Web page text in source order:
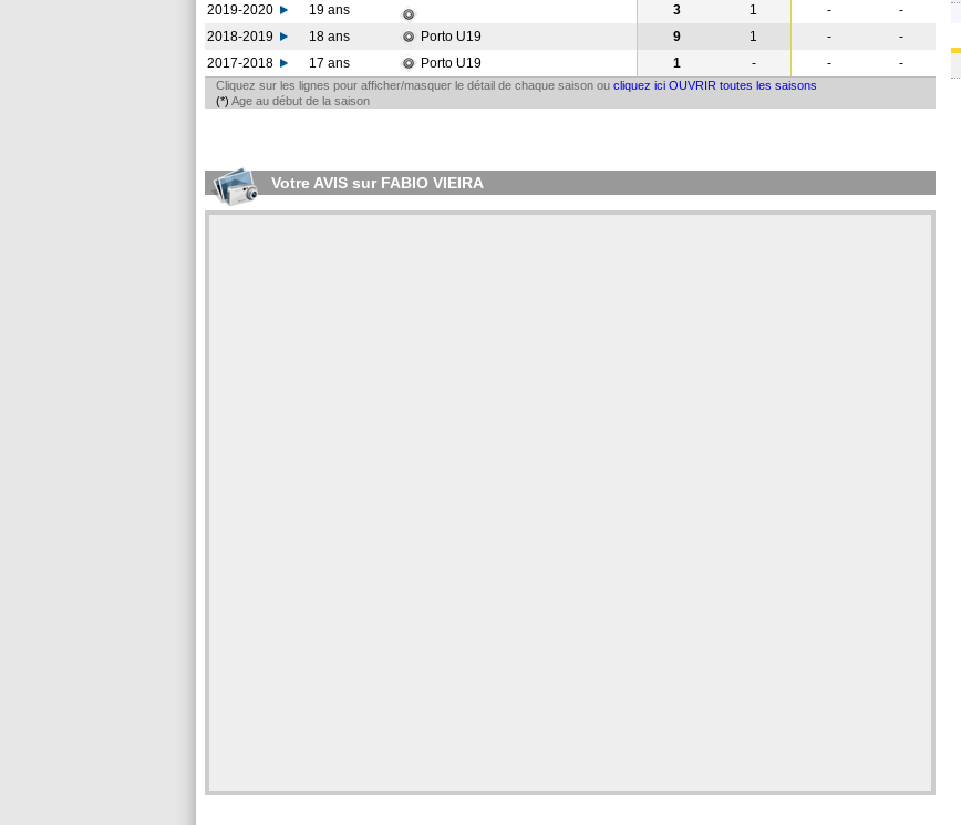
2019-2020
19 ans 3 1 -
-
2018-2019
18 ans Porto U19 9 1 -
-
2017-2018
17 ans Porto U19 1 - - -
Cliquez sur les lignes pour afficher/masquer le détail de chaque saison ou cliquez ici OUVRIR toutes les saisons
(*) Age au début de la saison
Votre AVIS sur FABIO VIEIRA